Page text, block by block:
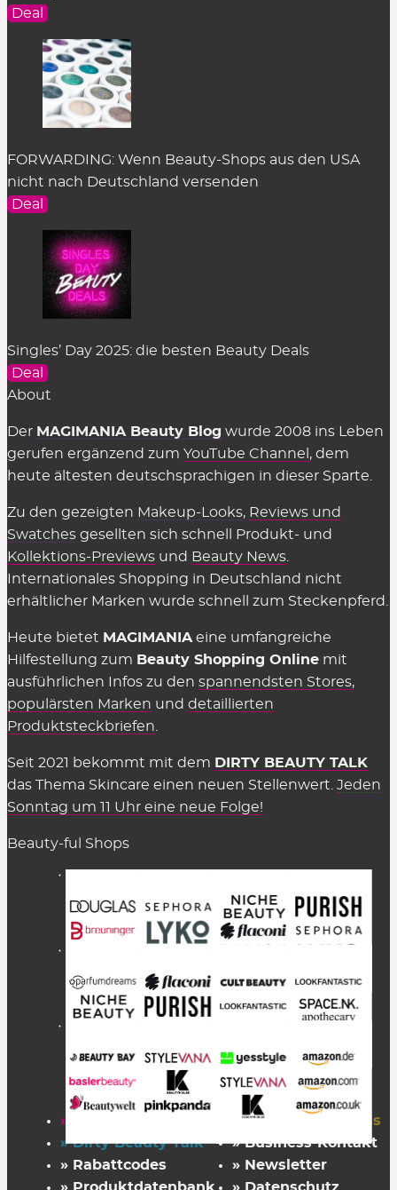
Deal
FORWARDING: Wenn Beauty-Shops aus den USA
nicht nach Deutschland versenden
Deal
Singles’ Day 2025: die besten Beauty Deals
Deal
About
Der MAGIMANIA Beauty Blog wurde 2008 ins Leben
gerufen ergänzend zum YouTube Channel , dem
heute ältesten deutschsprachigen in dieser Sparte.
Zu den gezeigten Makeup-Looks, Reviews und
Swatches gesellten sich schnell Produkt- und
Kollektions-Previews und Beauty News
Internationales Shopping in Deutschland nicht
erhältlicher Marken wurde schnell zum Steckenpferd.
Heute bietet MAGIMANIA eine umfangreiche
Hilfestellung zum Beauty Shopping Online mit
ausführlichen Infos zu den spannendsten Stores,
populärsten Marken und detaillierten
Produktsteckbriefen
Seit 2021 bekommt mit dem DIRTY BEAUTY TALK
das Thema Skincare einen neuen Stellenwert. Jeden
Sonntag um 11 Uhr eine neue Folge!
Beauty-ful Shops
» Startseite
» Dirty Beauty Talk
» Rabattcodes
» FAZ Kaufkompass
» Business-Kontakt
» Newsletter